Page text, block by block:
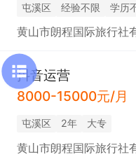
屯溪区 经验不限 学历
黄山市朗程国际旅行社
抖音运营
8000-15000元/月
屯溪区 2年 大专
黄山市朗程国际旅行社